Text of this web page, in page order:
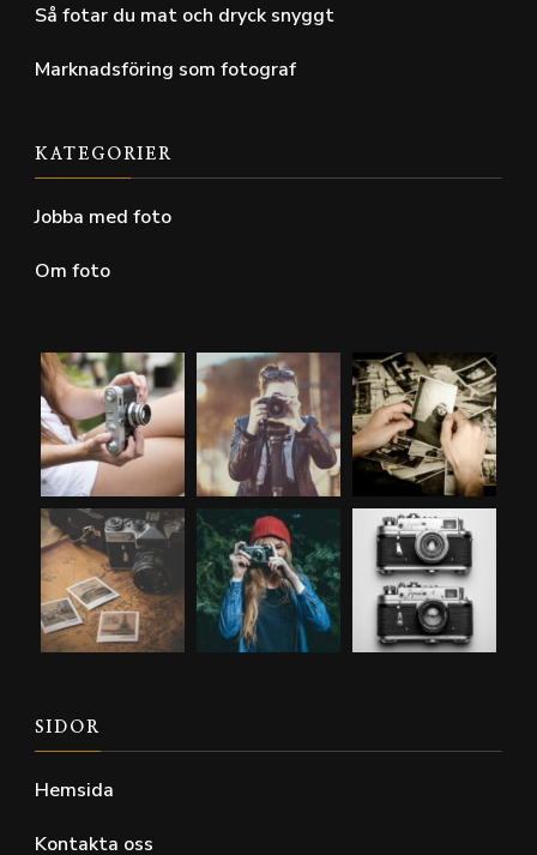
Så fotar du mat och dryck snyggt
Marknadsföring som fotograf
KATEGORIER
Jobba med foto
Om foto
SIDOR
Hemsida
Kontakta oss